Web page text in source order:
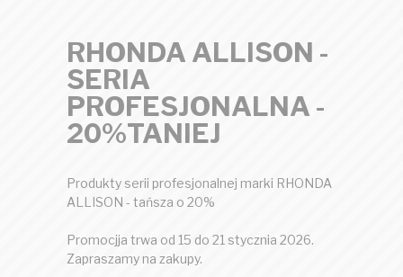
RHONDA ALLISON -
SERIA
PROFESJONALNA -
20%TANIEJ
Produkty serii profesjonalnej marki RHONDA
ALLISON - tańsza o 20%
Promocjja trwa od 15 do 21 stycznia 2026.
Zapraszamy na zakupy.